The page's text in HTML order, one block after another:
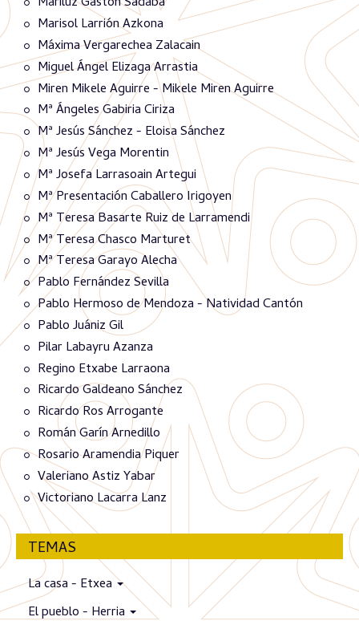
Marisol Larrión Azkona
Máxima Vergarechea Zalacain
Miguel Ángel Elizaga Arrastia
Miren Mikele Aguirre - Mikele Miren Aguirre
Mª Ángeles Gabiria Ciriza
Mª Jesús Sánchez - Eloisa Sánchez
Mª Jesús Vega Morentin
Mª Josefa Larrasoain Artegui
Mª Presentación Caballero Irigoyen
Mª Teresa Basarte Ruiz de Larramendi
Mª Teresa Chasco Marturet
Mª Teresa Garayo Alecha
Pablo Fernández Sevilla
Pablo Hermoso de Mendoza - Natividad Cantón
Pablo Juániz Gil
Pilar Labayru Azanza
Regino Etxabe Larraona
Ricardo Galdeano Sánchez
Ricardo Ros Arrogante
Román Garín Arnedillo
Rosario Aramendia Piquer
Valeriano Astiz Yabar
Victoriano Lacarra Lanz
TEMAS
La casa - Etxea
El pueblo - Herria